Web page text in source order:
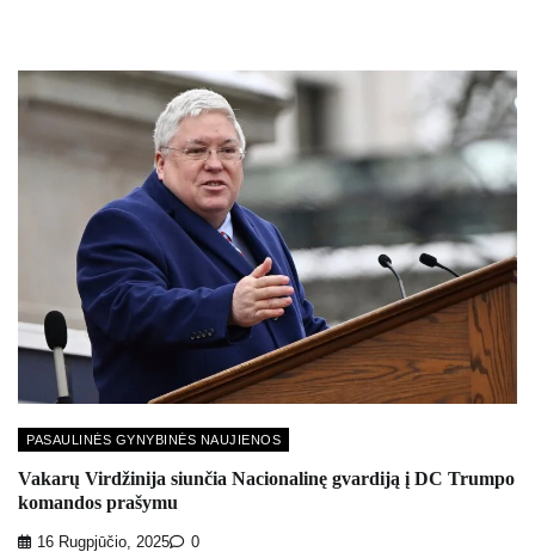
PASAULINĖS GYNYBINĖS NAUJIENOS
Vakarų Virdžinija siunčia Nacionalinę gvardiją į DC Trumpo
komandos prašymu
16 Rugpjūčio, 2025 0